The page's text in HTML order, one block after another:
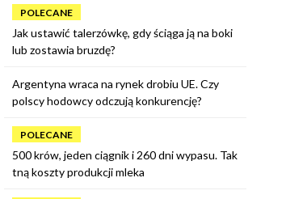
POLECANE
Jak ustawić talerzówkę, gdy ściąga ją na boki
lub zostawia bruzdę?
Argentyna wraca na rynek drobiu UE. Czy
polscy hodowcy odczują konkurencję?
POLECANE
500 krów, jeden ciągnik i 260 dni wypasu. Tak
tną koszty produkcji mleka